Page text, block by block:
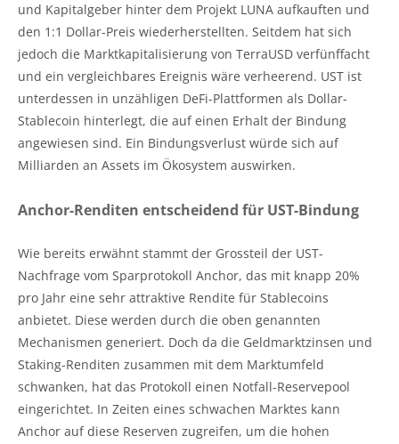
und Kapitalgeber hinter dem Projekt LUNA aufkauften und
den 1:1 Dollar-Preis wiederherstellten. Seitdem hat sich
jedoch die Marktkapitalisierung von TerraUSD verfünffacht
und ein vergleichbares Ereignis wäre verheerend. UST ist
unterdessen in unzähligen DeFi-Plattformen als Dollar-
Stablecoin hinterlegt, die auf einen Erhalt der Bindung
angewiesen sind. Ein Bindungsverlust würde sich auf
Milliarden an Assets im Ökosystem auswirken.
Anchor-Renditen entscheidend für UST-Bindung
Wie bereits erwähnt stammt der Grossteil der UST-
Nachfrage vom Sparprotokoll Anchor, das mit knapp 20%
pro Jahr eine sehr attraktive Rendite für Stablecoins
anbietet. Diese werden durch die oben genannten
Mechanismen generiert. Doch da die Geldmarktzinsen und
Staking-Renditen zusammen mit dem Marktumfeld
schwanken, hat das Protokoll einen Notfall-Reservepool
eingerichtet. In Zeiten eines schwachen Marktes kann
Anchor auf diese Reserven zugreifen, um die hohen